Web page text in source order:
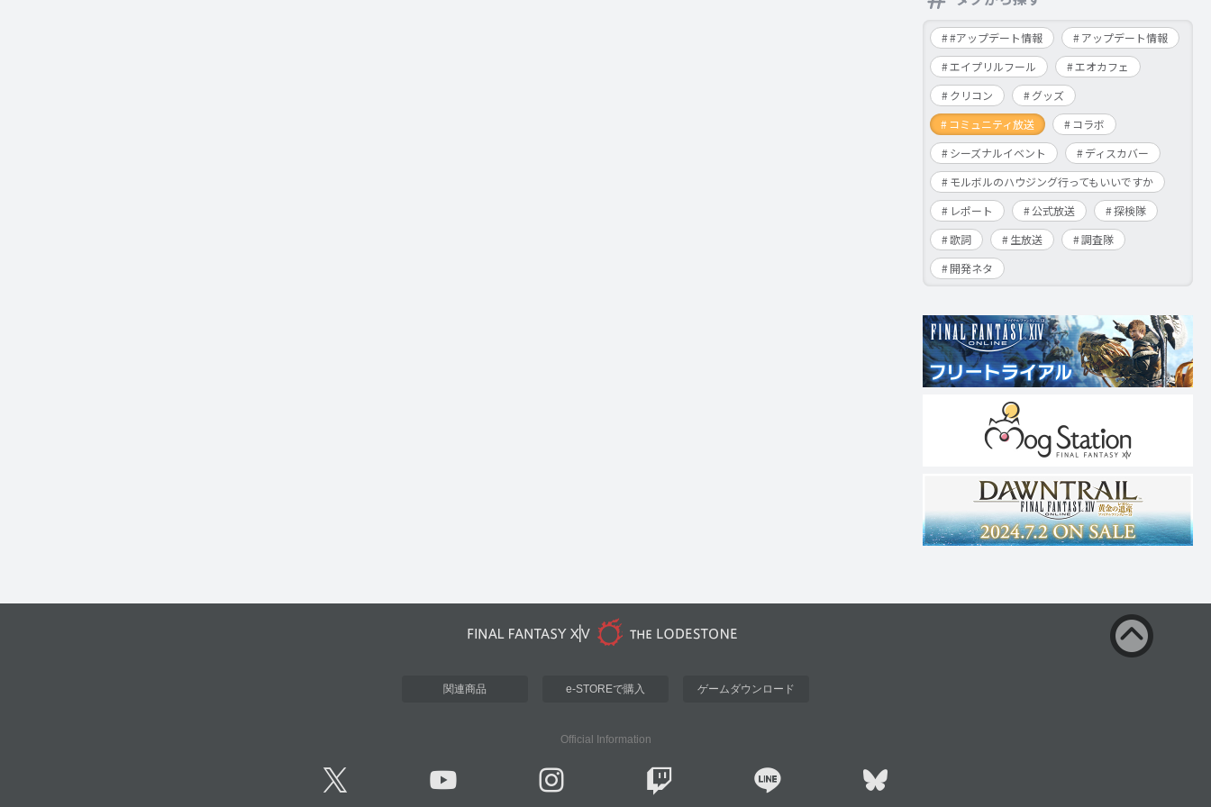
#アップデート情報
アップデート情報
エイプリルフール
エオカフェ
クリコン
グッズ
コミュニティ放送
コラボ
シーズナルイベント
ディスカバー
モルボルのハウジング行ってもいいですか
レポート
公式放送
探検隊
歌詞
生放送
調査隊
開発ネタ
関連商品 e-STOREで購入 ゲームダウンロード
Official Information